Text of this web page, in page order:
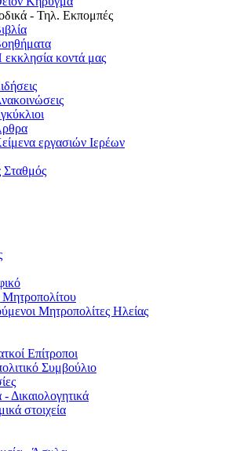
- Τηλ. Εκπομπές
κοντά μας
εργασιών Ιερέων
Σταθμός
Μητροπολίτες Ηλείας
Επίτροποι
Συμβούλιο
Δικαιολογητικά
στοιχεία